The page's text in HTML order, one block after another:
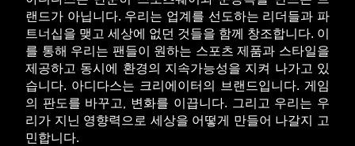
랜드가 아닙니다. 우리는 업계를 선도하는 리더들과 파
트너십을 맺고 세상에 없던 것들을 함께 창조합니다. 이
를 통해 우리는 팬들이 원하는 스포츠 제품과 스타일을
제공하고 동시에 환경의 지속가능성을 지켜 나가고 있
습니다. 아디다스는 크리에이터의 브랜드입니다. 게임
의 판도를 바꾸고, 변화를 이끕니다. 그리고 우리는 우
리가 지닌 영향력으로 세상을 어떻게 만들어 나갈지 고
민합니다.